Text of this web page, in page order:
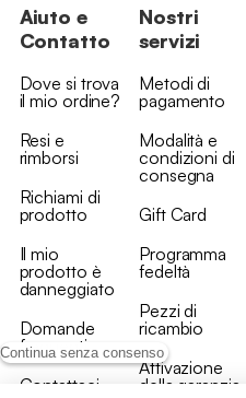
Continua senza consenso
Aiuto e
Contatto
Dove si trova
il mio ordine?
Resi e
rimborsi
Richiami di
prodotto
Il mio
prodotto è
danneggiato
Domande
frequenti
Contattaci
Nostri
servizi
Metodi di
pagamento
Modalità e
condizioni di
consegna
Gift Card
Programma
fedeltà
Pezzi di
ricambio
Attivazione
della garanzia